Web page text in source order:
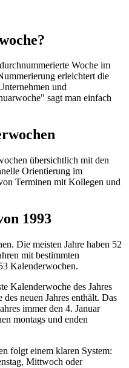
Woche im
erleichtert die
und
sagt man einfach
übersichtlich mit den
Orientierung im
Terminen mit Kollegen und
1993
Die meisten Jahre haben 52
mit bestimmten
Kalenderwochen.
Kalenderwoche des Jahres
neuen Jahres enthält. Das
immer den 4. Januar
montags und enden
folgt einem klaren System:
Mittwoch oder